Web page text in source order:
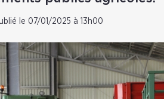
le 07/01/2025 à 13h00